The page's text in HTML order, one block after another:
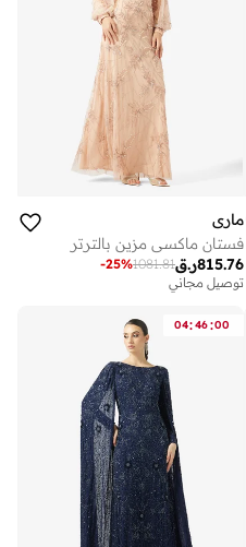
ماري
فستان ماكسي مزين بالترتر
ر.ق815.76
1081.81
-25%
توصيل مجاني
04:46:00